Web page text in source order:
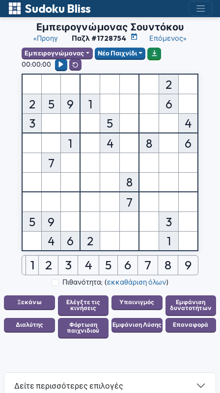
Sudoku Bliss
Εμπειρογνώμονας Σουντόκου
«Προηγ Παζλ #1728754 Επόμενος»
Εμπειρογνώμονας Νέο Παιχνίδι
00:00:00
2
2
5 9 1
6
3
5
4
1
4 8
6
7
8
7
5
9
3
4
6 2 1
1 2 3 4 5 6 7 8 9
Πιθανότητα; (εκκαθάριση όλων)
Δείτε περισσότερες επιλογές